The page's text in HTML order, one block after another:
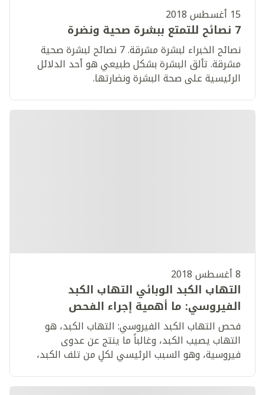
15 أغسطس 2018
7 نصائح للتمتع ببشرة صحية ونضرة
نصائح الخبراء لبشرة مشرقة. 7 نصائح لبشرة صحية
مشرقة. تألق البشرة بشكل طبيعي هو أحد الدلائل
الرئيسية على صحة البشرة ونضارتها.
8 أغسطس 2018
التهاب الكبد الوبائي التهاب الكبد
الفيروسي: ما أهمية إجراء الفحص
الطوعي (فيديو)
فحص التهاب الكبد الفيروسي: التهاب الكبد، هو
التهاب يصيب الكبد، وغالباً ما ينتج عن عدوى
فيروسية، وهو السبب الرئيسي لكلٍ من تلف الكبد،